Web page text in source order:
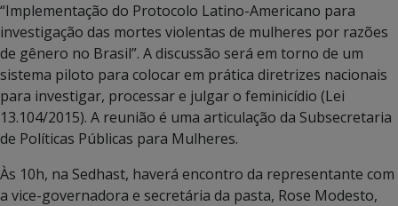
“Implementação do Protocolo Latino-Americano para
investigação das mortes violentas de mulheres por razões
de gênero no Brasil”. A discussão será em torno de um
sistema piloto para colocar em prática diretrizes nacionais
para investigar, processar e julgar o feminicídio (Lei
13.104/2015). A reunião é uma articulação da Subsecretaria
de Políticas Públicas para Mulheres.
Às 10h, na Sedhast, haverá encontro da representante com
a vice-governadora e secretária da pasta, Rose Modesto,